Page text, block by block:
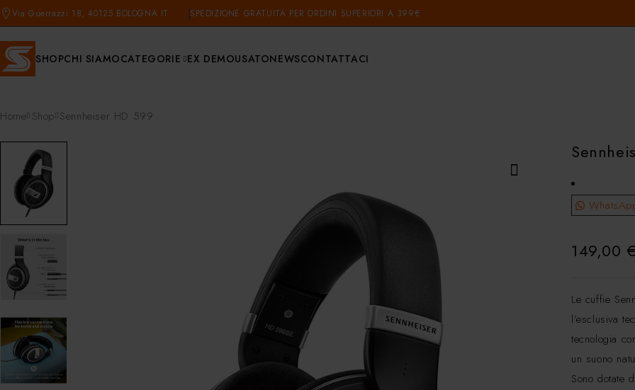
Via Guerrazzi 18, 40125 BOLOGNA IT SPEDIZIONE GRATUITA PER ORDINI SUPERIORI A 399€
SHOPCHI SIAMOCATEGORIE EX DEMOUSATONEWSCONTATTACI
Home Shop Sennheiser HD 599
149,00 €
Le cuffie
l’esclusiva
tecnologia
un suono
Sono dotate